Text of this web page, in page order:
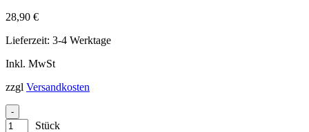
28,90 €
Lieferzeit: 3-4 Werktage
Inkl. MwSt
zzgl Versandkosten
-
Stück